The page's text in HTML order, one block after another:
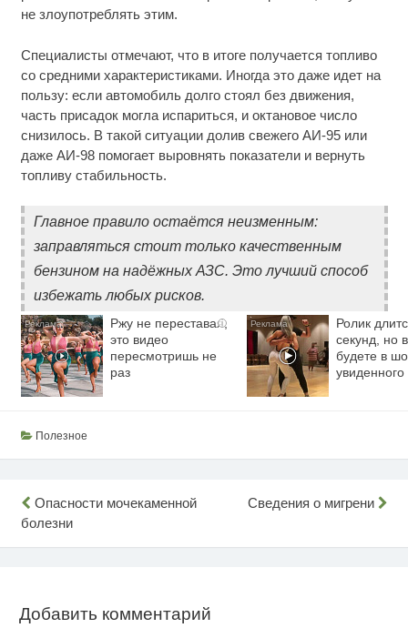
не злоупотреблять этим.
Специалисты отмечают, что в итоге получается топливо
со средними характеристиками. Иногда это даже идет на
пользу: если автомобиль долго стоял без движения,
часть присадок могла испариться, и октановое число
снизилось. В такой ситуации долив свежего АИ-95 или
даже АИ-98 помогает выровнять показатели и вернуть
топливу стабильность.
Главное правило остаётся неизменным:
заправляться стоит только качественным
бензином на надёжных АЗС. Это лучший способ
избежать любых рисков.
i
Ржу не переставая,
это видео
пересмотришь не
раз
Ролик
секунд, но
будете в
увиденного
Полезное
Навигация
по
Опасности мочекаменной
болезни
Сведения о мигрени
Добавить комментарий